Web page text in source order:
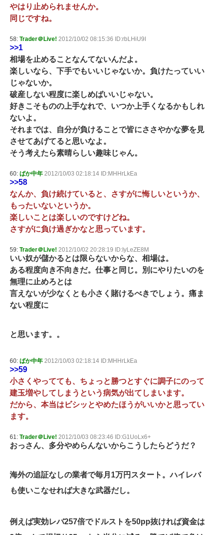
やはり止められませんか。
同じですね。
58: Trader＠Live! 2012/10/02 08:15:36 ID:rbLHiU9I
>>1
相場を止めることなんてないんだよ。
楽しいなら、下手でもいいじゃないか。負けたっていい
じゃないか。
破産しない程度に楽しめばいいじゃない。
好きこそものの上手なれで、いつか上手くなるかもしれ
ないよ。
それまでは、自分が負けることで皆にささやかな夢を見
させてあげてると思いなよ。
そう考えたら素晴らしい趣味じゃん。
60: ばか中年 2012/10/03 02:18:14 ID:MHHrLkEa
>>58
なんか、負け続けていると、さすがに悔しいというか、
もったいないというか。
楽しいことは楽しいのですけどね。
さすがに負け過ぎかなと思っています。
59: Trader＠Live! 2012/10/02 20:28:19 ID:IyLeZE8M
いい奴が儲かるとは限らないからな、相場は。
ある程度向き不向きだ。仕事と同じ。別にやりたいのを
無理に止めろとは
言えないが少なくとも小さく賭けるべきでしょう。痛ま
ない程度に
と思います。。
60: ばか中年 2012/10/03 02:18:14 ID:MHHrLkEa
>>59
小さくやってても、ちょっと勝つとすぐに調子にのって
建玉増やしてしまうという病気が出てしまいます。
だから、本当はビシッとやめたほうがいいかと思ってい
ます。
61: Trader＠Live! 2012/10/03 08:23:46 ID:G1UoLx6+
おっさん、多分やめらんないからこうしたらどうだ？
海外の追証なしの業者で毎月1万円スタート。ハイレバ
も使いこなせれば大きな武器だし。
例えば実効レバ257倍でドルストを50pp抜ければ資金は